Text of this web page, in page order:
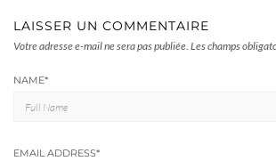
LAISSER UN COMMENTAIRE
Votre adresse e-mail ne sera pas publiée. Les champs
NAME*
EMAIL ADDRESS*